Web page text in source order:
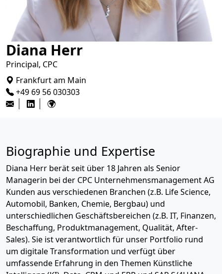
Diana Herr
Principal, CPC
Frankfurt am Main
+49 69 56 030303
Biographie und Expertise
Diana Herr berät seit über 18 Jahren als Senior
Managerin bei der CPC Unternehmensmanagement AG
Kunden aus verschiedenen Branchen (z.B. Life Science,
Automobil, Banken, Chemie, Bergbau) und
unterschiedlichen Geschäftsbereichen (z.B. IT, Finanzen,
Beschaffung, Produktmanagement, Qualität, After-
Sales). Sie ist verantwortlich für unser Portfolio rund
um digitale Transformation und verfügt über
umfassende Erfahrung in den Themen Künstliche